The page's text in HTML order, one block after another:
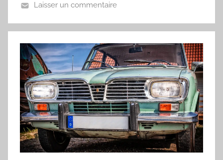
Laisser un commentaire